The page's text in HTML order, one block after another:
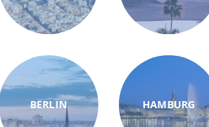
BERLIN HAMBURG